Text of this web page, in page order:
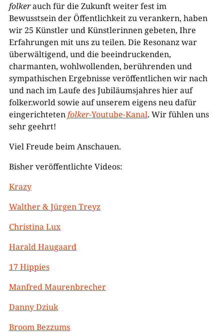
folkerauch für die Zukunft weiter fest im
Bewusstsein der Öffentlichkeit zu verankern, haben
wir 25 Künstler und Künstlerinnen gebeten, Ihre
Erfahrungen mit uns zu teilen. Die Resonanz war
überwältigend, und die beeindruckenden,
charmanten, wohlwollenden, berührenden und
sympathischen Ergebnisse veröffentlichen wir nach
und nach im Laufe des Jubiläumsjahres hier auf
folker.world sowie auf unserem eigens neu dafür
eingerichtetenfolker-Youtube-Kanal. Wir fühlen uns
sehr geehrt!
Viel Freude beim Anschauen.
Bisher veröffentlichte Videos:
Krazy
Walther & Jürgen Treyz
Christina Lux
Harald Haugaard
17 Hippies
Manfred Maurenbrecher
Danny Dziuk
Broom Bezzums